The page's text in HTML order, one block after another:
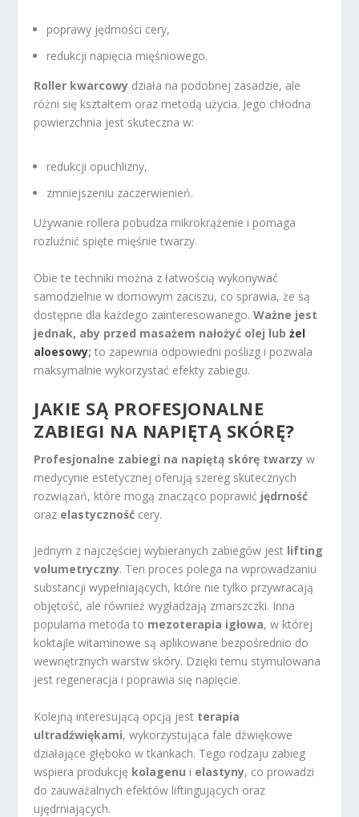
poprawy jędrności cery,
redukcji napięcia mięśniowego.
Roller kwarcowy działa na podobnej zasadzie, ale
różni się kształtem oraz metodą użycia. Jego chłodna
powierzchnia jest skuteczna w:
redukcji opuchlizny,
zmniejszeniu zaczerwienień.
Używanie rollera pobudza mikrokrążenie i pomaga
rozluźnić spięte mięśnie twarzy.
Obie te techniki można z łatwością wykonywać
samodzielnie w domowym zaciszu, co sprawia, że są
dostępne dla każdego zainteresowanego.Ważne jest
jednak, aby przed masażem nałożyć olej lubżel
aloesowy; to zapewnia odpowiedni poślizg i pozwala
maksymalnie wykorzystać efekty zabiegu.
JAKIE SĄ PROFESJONALNE
ZABIEGI NA NAPIĘTĄ SKÓRĘ?
Profesjonalne zabiegi na napiętą skórę twarzy w
medycynie estetycznej oferują szereg skutecznych
rozwiązań, które mogą znacząco poprawić jędrność
oraz elastyczność cery.
Jednym z najczęściej wybieranych zabiegów jest lifting
volumetryczny. Ten proces polega na wprowadzaniu
substancji wypełniających, które nie tylko przywracają
objętość, ale również wygładzają zmarszczki. Inna
popularna metoda to mezoterapia igłowa, w której
koktajle witaminowe są aplikowane bezpośrednio do
wewnętrznych warstw skóry. Dzięki temu stymulowana
jest regeneracja i poprawia się napięcie.
Kolejną interesującą opcją jest terapia
ultradźwiękami, wykorzystująca fale dźwiękowe
działające głęboko w tkankach. Tego rodzaju zabieg
wspiera produkcję kolagenu i elastyny, co prowadzi
do zauważalnych efektów liftingujących oraz
ujędrniających.